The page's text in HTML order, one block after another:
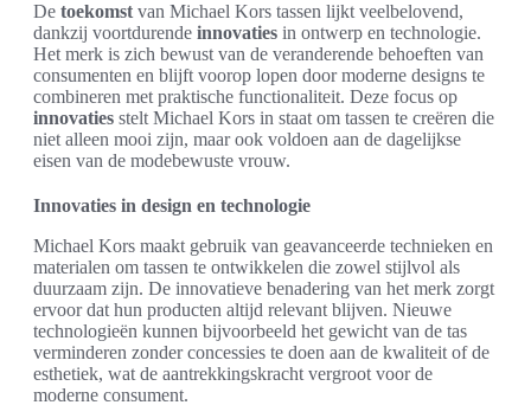
De toekomst van Michael Kors tassen lijkt veelbelovend,
dankzij voortdurende innovaties in ontwerp en technologie.
Het merk is zich bewust van de veranderende behoeften van
consumenten en blijft voorop lopen door moderne designs te
combineren met praktische functionaliteit. Deze focus op
innovaties stelt Michael Kors in staat om tassen te creëren die
niet alleen mooi zijn, maar ook voldoen aan de dagelijkse
eisen van de modebewuste vrouw.
Innovaties in design en technologie
Michael Kors maakt gebruik van geavanceerde technieken en
materialen om tassen te ontwikkelen die zowel stijlvol als
duurzaam zijn. De innovatieve benadering van het merk zorgt
ervoor dat hun producten altijd relevant blijven. Nieuwe
technologieën kunnen bijvoorbeeld het gewicht van de tas
verminderen zonder concessies te doen aan de kwaliteit of de
esthetiek, wat de aantrekkingskracht vergroot voor de
moderne consument.